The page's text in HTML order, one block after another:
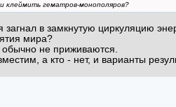
клеймить гематров-монополяров?
загнал в замкнутую циркуляцию
мира?
не приживаются.
а кто - нет, и варианты